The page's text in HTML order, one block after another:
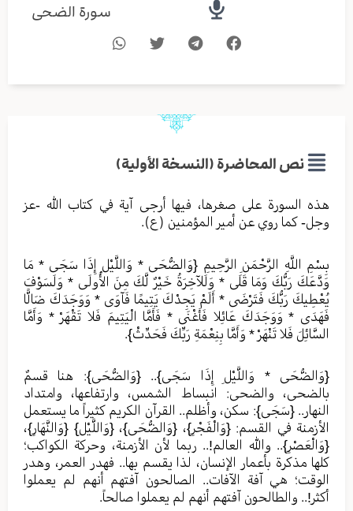
سورة الضحى
نص المحاضرة (النسخة الأولية)
هذه السورة على صغرها، فيها أرجى آية في كتاب الله -عز
وجل- كما روي عن أمير المؤمنين (ع).
بِسْمِ اللَّهِ الرَّحْمَنِ الرَّحِيمِ {وَالضُّحَى * وَاللَّيْلِ إِذَا سَجَى * مَا
وَدَّعَكَ رَبُّكَ وَمَا قَلَى * وَلَلآخِرَةُ خَيْرٌ لَّكَ مِنَ الأُولَى * وَلَسَوْفَ
يُعْطِيكَ رَبُّكَ فَتَرْضَى * أَلَمْ يَجِدْكَ يَتِيمًا فَآوَى * وَوَجَدَكَ ضَالًّا
فَهَدَى * وَوَجَدَكَ عَائِلا فَأَغْنَى * فَأَمَّا الْيَتِيمَ فَلا تَقْهَرْ * وَأَمَّا
السَّائِلَ فَلا تَنْهَرْ * وَأَمَّا بِنِعْمَةِ رَبِّكَ فَحَدِّثْ}.
{وَالضُّحَى * وَاللَّيْلِ إِذَا سَجَى}.. {وَالضُّحَى}: هنا قسمٌ
بالضحى، والضحى: انبساط الشمس، وارتفاعها، وامتداد
النهار.. {سَجَى}: سكن، وأظلم.. القرآن الكريم كثيراً ما يستعمل
الأزمنة في القسم: {وَالْفَجْرِ}، {وَالضُّحَى}، {وَاللَّيْلِ} {وَالنَّهَارِ}،
{وَالْعَصْرِ}.. والله العالم!.. ربما لأن الأزمنة، وحركة الكواكب؛
كلها مذكرة بأعمار الإنسان، لذا يقسم بها.. فهدر العمر، وهدر
الوقت؛ هي آفة الآفات.. الصالحون آفتهم أنهم لم يعملوا
أكثر!.. والطالحون آفتهم أنهم لم يعملوا صالحاً.